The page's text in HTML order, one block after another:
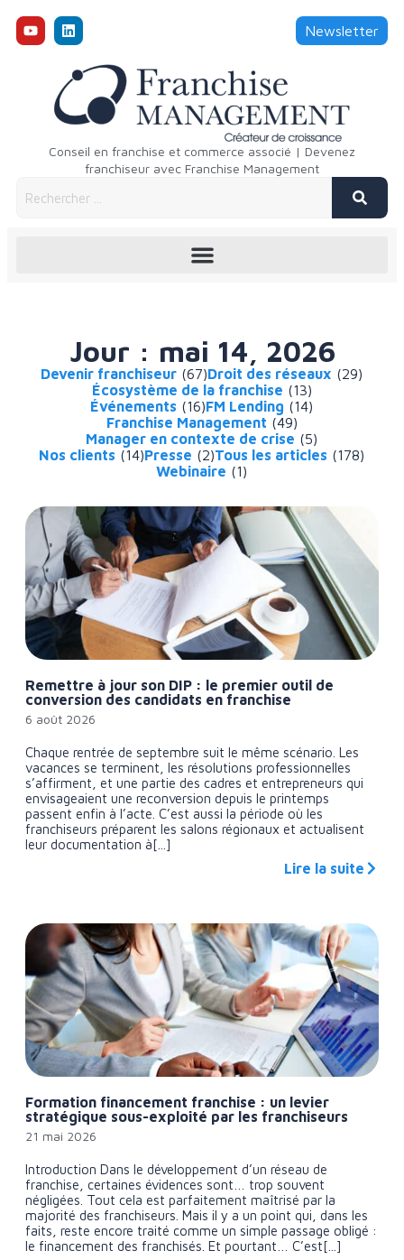
Newsletter
Conseil en franchise et commerce associé | Devenez
franchiseur avec Franchise Management
Jour : mai 14, 2026
Devenir franchiseur (67)Droit des réseaux (29)
Écosystème de la franchise (13)
Événements (16)FM Lending (14)
Franchise Management (49)
Manager en contexte de crise (5)
Nos clients (14)Presse (2)Tous les articles (178)
Webinaire (1)
Remettre à jour son DIP : le premier outil de
conversion des candidats en franchise
6 août 2026
Chaque rentrée de septembre suit le même scénario. Les
vacances se terminent, les résolutions professionnelles
s’affirment, et une partie des cadres et entrepreneurs qui
envisageaient une reconversion depuis le printemps
passent enfin à l’acte. C’est aussi la période où les
franchiseurs préparent les salons régionaux et actualisent
leur documentation à[...]
Lire la suite
Formation financement franchise : un levier
stratégique sous-exploité par les franchiseurs
21 mai 2026
Introduction Dans le développement d’un réseau de
franchise, certaines évidences sont… trop souvent
négligées. Tout cela est parfaitement maîtrisé par la
majorité des franchiseurs. Mais il y a un point qui, dans les
faits, reste encore traité comme un simple passage obligé :
le financement des franchisés. Et pourtant… C’est[...]